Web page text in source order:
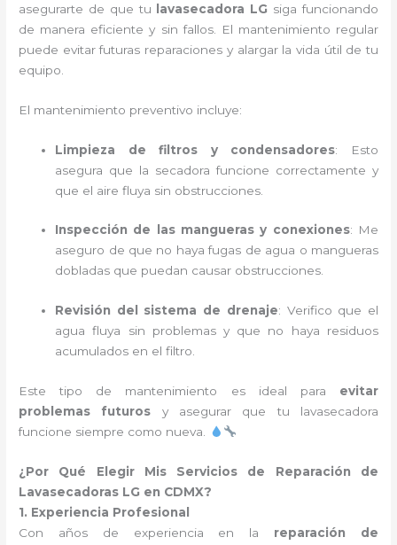
asegurarte de que tu lavasecadora LG siga funcionando
de manera eficiente y sin fallos. El mantenimiento regular
puede evitar futuras reparaciones y alargar la vida útil de tu
equipo.
El mantenimiento preventivo incluye:
Limpieza de filtros y condensadores: Esto
asegura que la secadora funcione correctamente y
que el aire fluya sin obstrucciones.
Inspección de las mangueras y conexiones: Me
aseguro de que no haya fugas de agua o mangueras
dobladas que puedan causar obstrucciones.
Revisión del sistema de drenaje: Verifico que el
agua fluya sin problemas y que no haya residuos
acumulados en el filtro.
Este tipo de mantenimiento es ideal para evitar
problemas futuros y asegurar que tu lavasecadora
funcione siempre como nueva.
¿Por Qué Elegir Mis Servicios de Reparación de
Lavasecadoras LG en CDMX?
1. Experiencia Profesional
Con años de experiencia en la reparación de